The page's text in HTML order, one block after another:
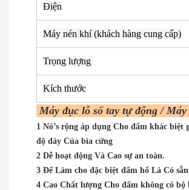
Điện
Máy nén khí (khách hàng cung cấp)
Trọng lượng
Kích thước
Máy đục lỗ sổ tay tự động /
1 Nó’s rộng áp dụng Cho đấm khác
độ dày Của bìa cứng
2 Dễ hoạt động Và Cao sự an toàn.
3 Để Làm cho đặc biệt đấm hố Là Có
4 Cao Chất lượng Cho đấm không có